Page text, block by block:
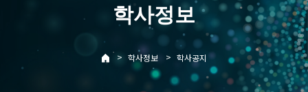
학사정보
> 학사정보 > 학사공지